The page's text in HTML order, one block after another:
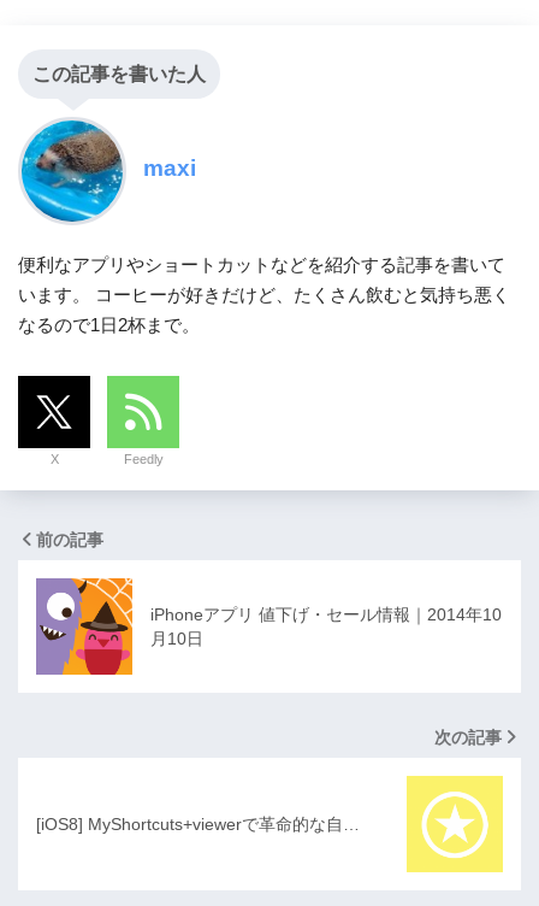
この記事を書いた人
maxi
便利なアプリやショートカットなどを紹介する記事を書いて
います。 コーヒーが好きだけど、たくさん飲むと気持ち悪く
なるので1日2杯まで。
X Feedly
前の記事
iPhoneアプリ 値下げ・セール情報｜2014年10
月10日
次の記事
[iOS8] MyShortcuts+viewerで革命的な自…